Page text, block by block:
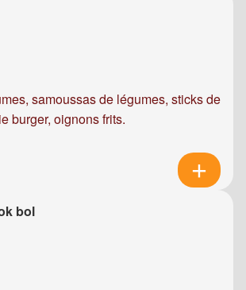
samoussas de légumes, sticks de
burger, oignons frits.
bol